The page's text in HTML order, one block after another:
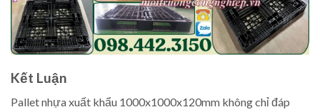
Kết Luận
Pallet nhựa xuất khẩu 1000x1000x120mm không chỉ đáp